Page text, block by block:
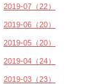
2019-07（22）
2019-06（20）
2019-05（20）
2019-04（24）
2019-03（23）